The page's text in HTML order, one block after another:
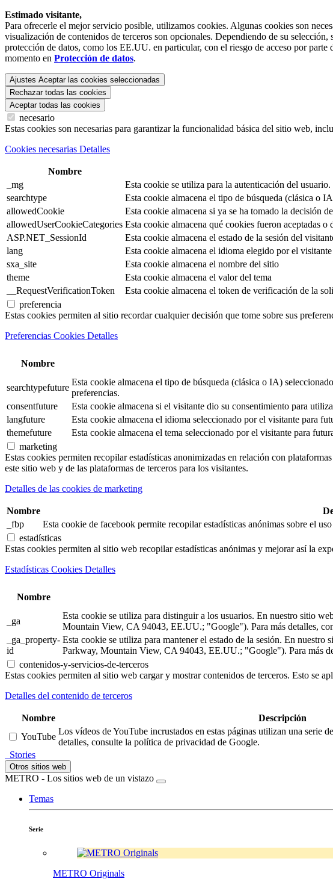
Estimado visitante,
Para ofrecerle el mejor servicio posible, utilizamos cookies. Algunas cookies son
visualización de contenidos de terceros son opcionales. Dependiendo de su
protección de datos, como los EE.UU. en particular, con el riesgo de acceso por
momento en Protección de datos.
Ajustes Aceptar las cookies seleccionadas
Rechazar todas las cookies
Aceptar todas las cookies
necesario
Estas cookies son necesarias para garantizar la funcionalidad básica del sitio web,
Cookies necesarias Detalles
Nombre
_mg
Esta cookie se utiliza para la autenticación del usuario.
searchtype
Esta cookie almacena el tipo de búsqueda (clásica o
allowedCookie
Esta cookie almacena si ya se ha tomado la decisión
allowedUserCookieCategories Esta cookie almacena qué cookies fueron aceptadas o
ASP.NET_SessionId
Esta cookie almacena el estado de la sesión del
lang
Esta cookie almacena el idioma elegido por el
sxa_site
Esta cookie almacena el nombre del sitio
theme
Esta cookie almacena el valor del tema
__RequestVerificationToken
Esta cookie almacena el token de verificación de la
preferencia
Estas cookies permiten al sitio recordar cualquier decisión que tome sobre sus
Preferencias Cookies Detalles
Nombre
searchtypefuture
Esta cookie almacena el tipo de búsqueda (clásica o IA)
preferencias.
consentfuture
Esta cookie almacena si el visitante dio su consentimiento para
langfuture
Esta cookie almacena el idioma seleccionado por el visitante para
themefuture
Esta cookie almacena el tema seleccionado por el visitante para
marketing
Estas cookies permiten recopilar estadísticas anonimizadas en relación con
este sitio web y de las plataformas de terceros para los visitantes.
Detalles de las cookies de marketing
Nombre
_fbp
Esta cookie de facebook permite recopilar estadísticas anónimas sobre el
estadísticas
Estas cookies permiten al sitio web recopilar estadísticas anónimas y mejorar así la
Estadísticas Cookies Detalles
Nombre
_ga
Esta cookie se utiliza para distinguir a los usuarios. En nuestro sitio
Mountain View, CA 94043, EE.UU.; "Google"). Para más detalles,
_ga_property-
id
Esta cookie se utiliza para mantener el estado de la sesión. En
Parkway, Mountain View, CA 94043, EE.UU.; "Google"). Para más
contenidos-y-servicios-de-terceros
Estas cookies permiten al sitio web cargar y mostrar contenidos de terceros. Esto se
Detalles del contenido de terceros
Nombre Descripción
YouTube
Los vídeos de YouTube incrustados en estas páginas utilizan una serie
detalles, consulte la política de privacidad de Google.
Stories
Otros sitios web
METRO - Los sitios web de un vistazo
Temas
Serie
METRO Originals